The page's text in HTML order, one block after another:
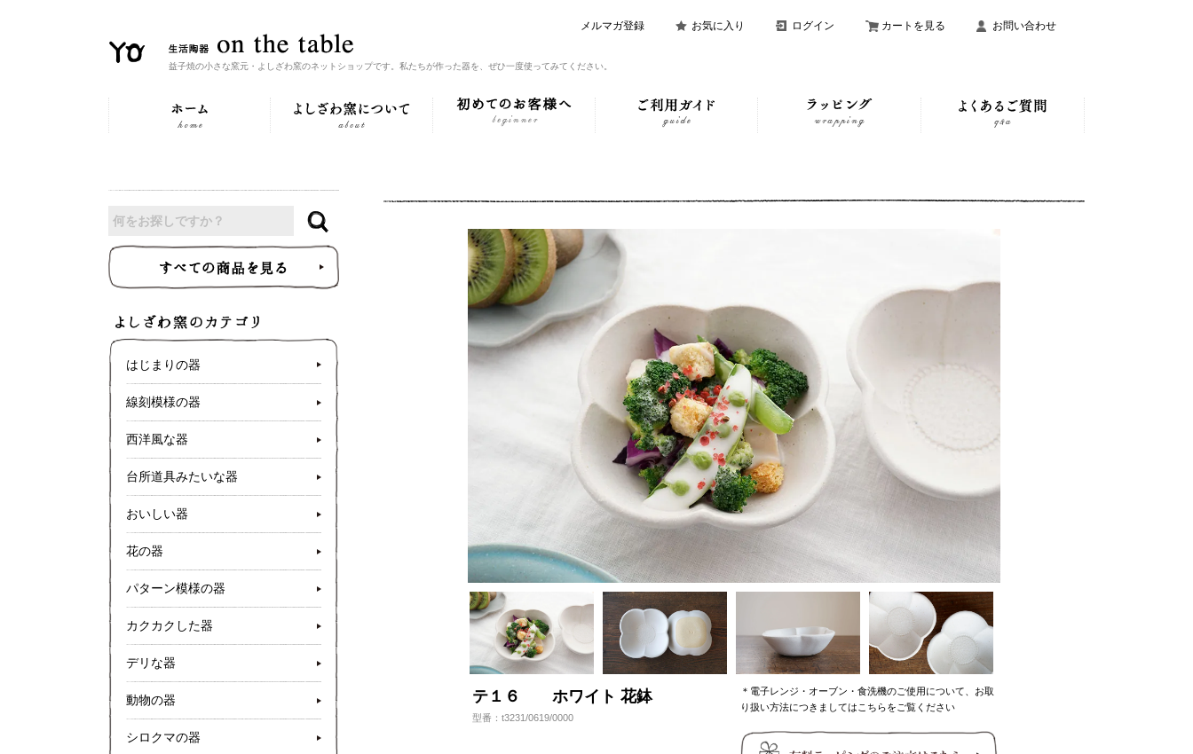
メルマガ登録 お気に入り ログイン カートを見る お問い合わせ
益子焼の小さな窯元・よしざわ窯のネットショップです。私たちが作った器を、ぜひ一度使ってみてください。
テ１６ ホワイト 花鉢
型番：t3231/0619/0000
＊電子レンジ・オーブン・食洗機のご使用について、お取
り扱い方法につきましてはこちらをご覧ください
はじまりの器
線刻模様の器
西洋風な器
台所道具みたいな器
おいしい器
花の器
パターン模様の器
カクカクした器
デリな器
動物の器
シロクマの器